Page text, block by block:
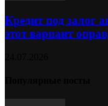
Кредит под залог
этот вариант